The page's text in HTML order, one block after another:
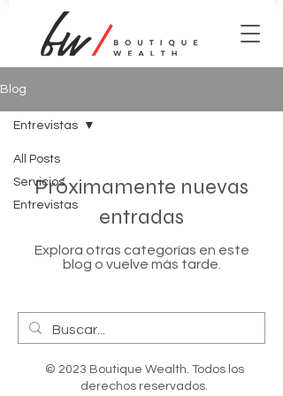
Blog
All Posts
Servicios
Entrevistas
Entrevistas
Próximamente nuevas
entradas
Explora otras categorías en este
blog o vuelve más tarde.
© 2023 Boutique Wealth. Todos los
derechos reservados.